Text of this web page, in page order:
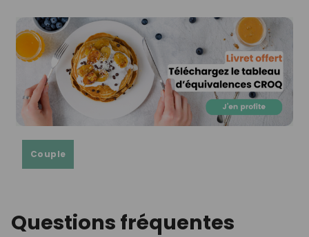
Couple
Questions fréquentes